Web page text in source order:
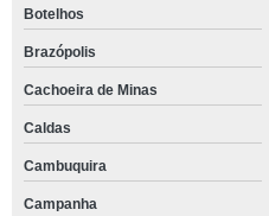
Botelhos
Brazópolis
Cachoeira de Minas
Caldas
Cambuquira
Campanha